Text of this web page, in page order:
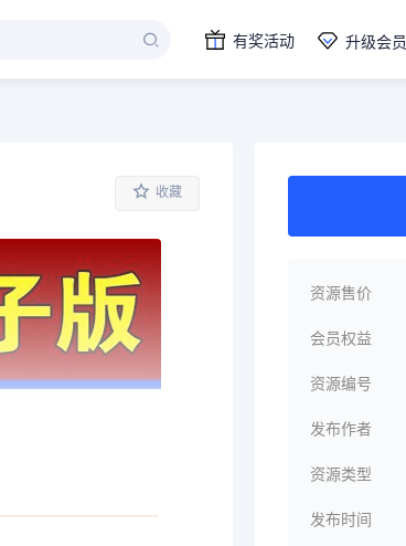
有奖活动 升级会员
收藏
资源售价
会员权益
资源编号
发布作者
资源类型
发布时间